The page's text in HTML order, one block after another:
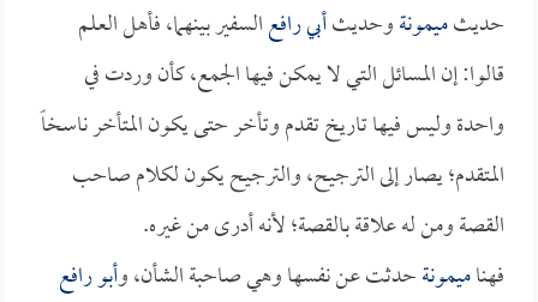
حديثميمونةوحديثأبي رافعالسفير بينهما، فأهل العلم
قالوا: إن المسائل التي لا يمكن فيها الجمع، كأن وردت في
واحدة وليس فيها تاريخ تقدم وتأخر حتى يكون المتأخر ناسخاً
المتقدم؛ يصار إلى الترجيح، والترجيح يكون لكلام صاحب
القصة ومن له علاقة بالقصة؛ لأنه أدرى من غيره.
فهناميمونةحدثت عن نفسها وهي صاحبة الشأن، وأبو رافع